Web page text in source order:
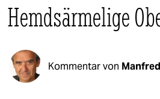
politik
öko
gesellschaft
Hemdsärmelige
Kommentar von